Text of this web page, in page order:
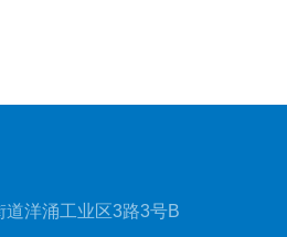
洋涌工业区3路3号B